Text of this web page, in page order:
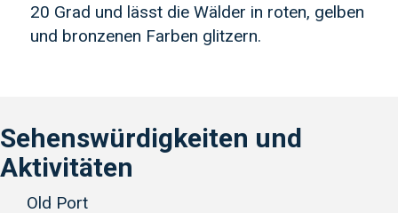
20 Grad und lässt die Wälder in roten, gelben
und bronzenen Farben glitzern.
Sehenswürdigkeiten und
Aktivitäten
Old Port